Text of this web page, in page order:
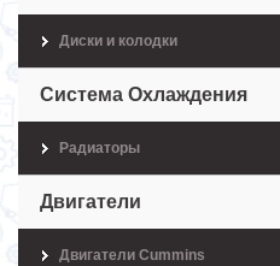
Диски и колодки
Система Охлаждения
Радиаторы
Двигатели
Двигатели Cummins